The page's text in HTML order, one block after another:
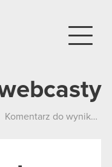
Komentarz do wyników Grupy CD PROJEKT – Q1 2022